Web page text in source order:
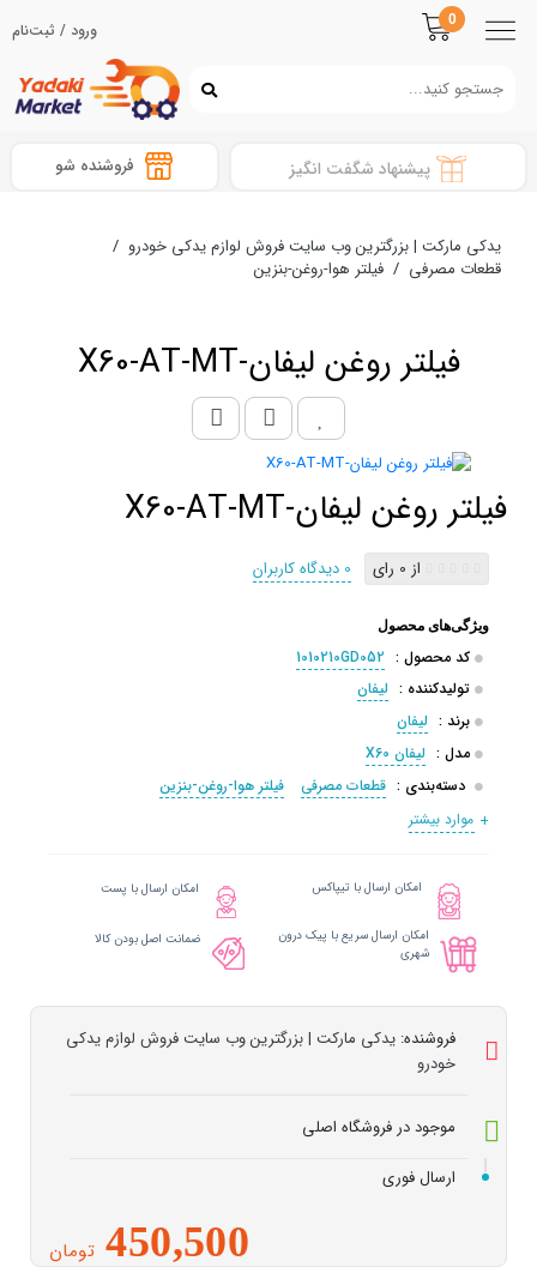
0 ورود / ثبت‌نام
پیشنهاد شگفت انگیز فروشنده شو
یدکی مارکت | بزرگترین وب سایت فروش لوازم یدکی خودرو /
قطعات مصرفی / فیلتر هوا-روغن-بنزین
فیلتر روغن لیفان-X60-AT-MT
فیلتر روغن لیفان-X60-AT-MT
از 0 رای 0 دیدگاه کاربران
ویژگی‌های محصول
کد محصول : 1010210GD052
تولیدکننده : لیفان
برند : لیفان
مدل : لیفان X60
دسته‌بندی : قطعات مصرفی
فیلتر هوا-روغن-بنزین
موارد بیشتر
امکان ارسال با تیپاکس امکان ارسال با پست
امکان ارسال سریع با پیک درون
شهری
ضمانت اصل بودن کالا
فروشنده: یدکی مارکت | بزرگترین وب سایت فروش لوازم یدکی
خودرو
موجود در فروشگاه اصلی
ارسال فوری
450,500 تومان